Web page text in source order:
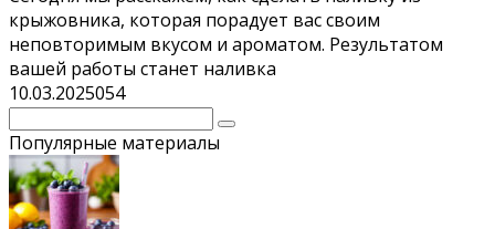
крыжовника, которая порадует вас своим
неповторимым вкусом и ароматом. Результатом
вашей работы станет наливка
10.03.2025054
Поиск:
Популярные материалы